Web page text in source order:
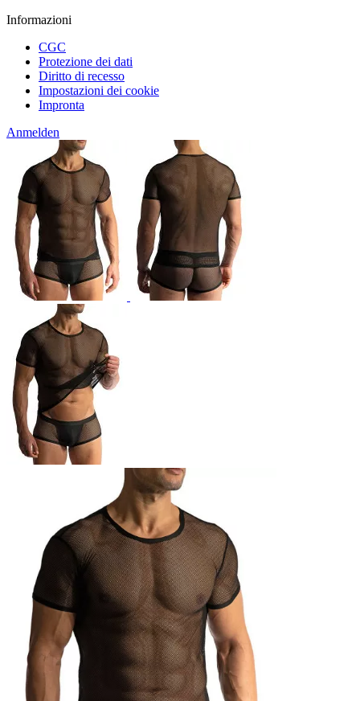
Informazioni
CGC
Protezione dei dati
Diritto di recesso
Impostazioni dei cookie
Impronta
Anmelden